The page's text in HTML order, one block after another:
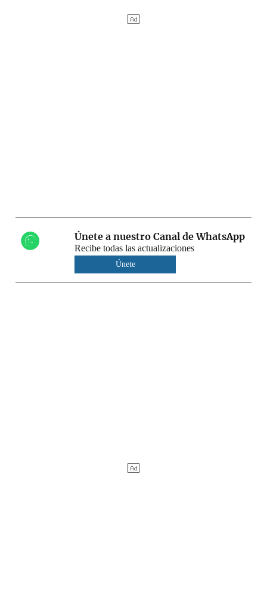
Únete a nuestro Canal de WhatsApp
Recibe todas las actualizaciones
Únete